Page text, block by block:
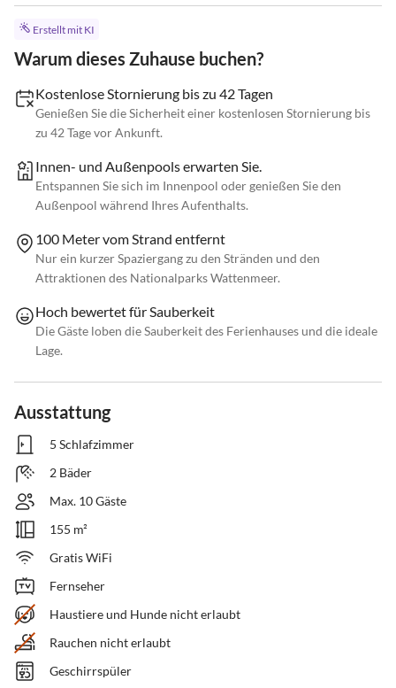
Erstellt mit KI
Warum dieses Zuhause buchen?
Kostenlose Stornierung bis zu 42 Tagen
Genießen Sie die Sicherheit einer kostenlosen Stornierung bis
zu 42 Tage vor Ankunft.
Innen- und Außenpools erwarten Sie.
Entspannen Sie sich im Innenpool oder genießen Sie den
Außenpool während Ihres Aufenthalts.
100 Meter vom Strand entfernt
Nur ein kurzer Spaziergang zu den Stränden und den
Attraktionen des Nationalparks Wattenmeer.
Hoch bewertet für Sauberkeit
Die Gäste loben die Sauberkeit des Ferienhauses und die ideale
Lage.
Ausstattung
5 Schlafzimmer
2 Bäder
Max. 10 Gäste
155 m²
Gratis WiFi
Fernseher
Haustiere und Hunde nicht erlaubt
Rauchen nicht erlaubt
Geschirrspüler